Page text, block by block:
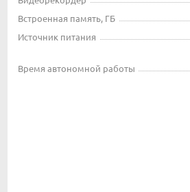
Встроенная память, ГБ
Источник питания
Время автономной работы